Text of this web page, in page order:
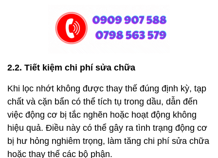
2.2. Tiết kiệm chi phí sửa chữa
Khi lọc nhớt không được thay thế đúng định kỳ, tạp
chất và cặn bẩn có thể tích tụ trong dầu, dẫn đến
việc động cơ bị tắc nghẽn hoặc hoạt động không
hiệu quả. Điều này có thể gây ra tình trạng động cơ
bị hư hỏng nghiêm trọng, làm tăng chi phí sửa chữa
hoặc thay thế các bộ phận.